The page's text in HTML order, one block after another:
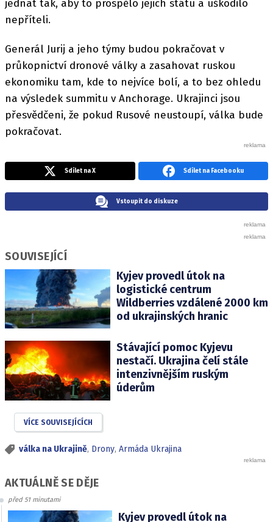
jednat tak, aby to prospělo jejich státu a uškodilo
nepříteli.
Generál Jurij a jeho týmy budou pokračovat v
průkopnictví dronové války a zasahovat ruskou
ekonomiku tam, kde to nejvíce bolí, a to bez ohledu
na výsledek summitu v Anchorage. Ukrajinci jsou
přesvědčeni, že pokud Rusové neustoupí, válka bude
pokračovat.
Sdílet na X Sdílet na Facebooku
Vstoupit do diskuze
SOUVISEJÍCÍ
Kyjev provedl útok na
logistické centrum
Wildberries vzdálené 2000 km
od ukrajinských hranic
Stávající pomoc Kyjevu
nestačí. Ukrajina čelí stále
intenzivnějším ruským
úderům
VÍCE SOUVISEJÍCÍCH
válka na Ukrajině, Drony, Armáda Ukrajina
AKTUÁLNĚ SE DĚJE
před 51 minutami
Kyjev provedl útok na